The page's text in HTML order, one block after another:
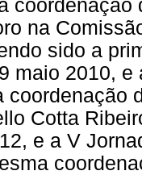
na
sido a
maio 2010,
coordenação
Cotta
e a V